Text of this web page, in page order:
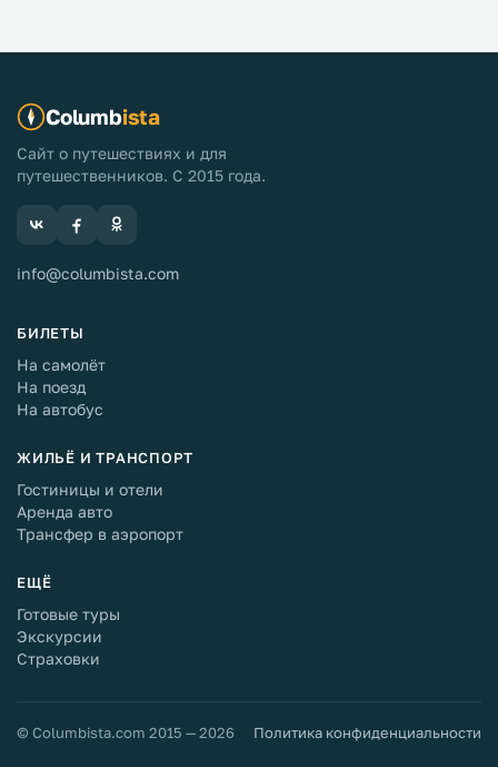
Columbista
Сайт о путешествиях и для
путешественников. С 2015 года.
info@columbista.com
БИЛЕТЫ
На самолёт
На поезд
На автобус
ЖИЛЬЁ И ТРАНСПОРТ
Гостиницы и отели
Аренда авто
Трансфер в аэропорт
ЕЩЁ
Готовые туры
Экскурсии
Страховки
© Columbista.com 2015 — 2026 Политика конфиденциальности